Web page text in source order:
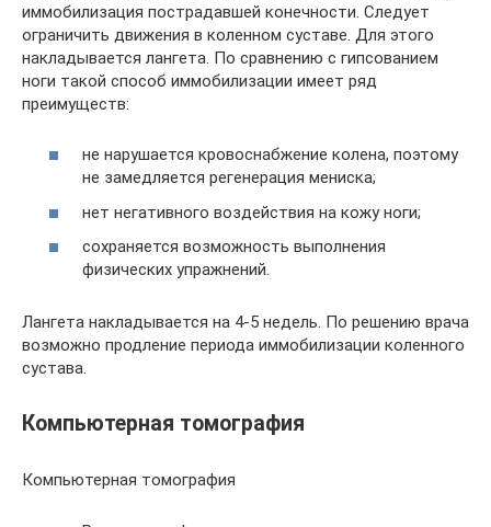
иммобилизация пострадавшей конечности. Следует
ограничить движения в коленном суставе. Для этого
накладывается лангета. По сравнению с гипсованием
ноги такой способ иммобилизации имеет ряд
преимуществ:
не нарушается кровоснабжение колена, поэтому
не замедляется регенерация мениска;
нет негативного воздействия на кожу ноги;
сохраняется возможность выполнения
физических упражнений.
Лангета накладывается на 4-5 недель. По решению врача
возможно продление периода иммобилизации коленного
сустава.
Компьютерная томография
Компьютерная томография